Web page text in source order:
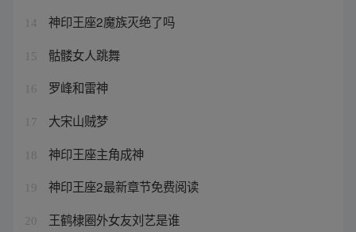
14 神印王座2魔族灭绝了吗
15 骷髅女人跳舞
16 罗峰和雷神
17 大宋山贼梦
18 神印王座主角成神
19 神印王座2最新章节免费阅读
20 王鹤棣圈外女友刘艺是谁